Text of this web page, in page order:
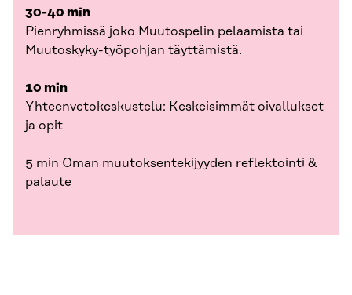
30-40 min
Pienryhmissä joko Muutospelin pelaamista tai
Muutoskyky-työpohjan täyttämistä.
10 min
Yhteenvetokeskustelu: Keskeisimmät oivallukset
ja opit
5 min Oman muutoksentekijyyden reflektointi &
palaute